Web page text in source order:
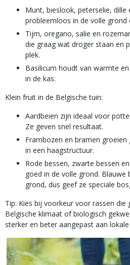
Munt, bieslook, peterselie, dille
probleemloos in de volle grond
Tijm, oregano, salie en
die graag wat droger staan en
plek.
Basilicum houdt van warmte
in de kas.
Klein fruit in de Belgische tuin:
Aardbeien zijn ideaal voor
Ze geven snel resultaat.
Frambozen en bramen
in een haagstructuur.
Rode bessen, zwarte bessen
goed in de volle grond. Blauwe
grond, dus geef ze speciale
Tip: Kies bij voorkeur voor rassen
Belgische klimaat of biologisch
sterker en beter aangepast aan